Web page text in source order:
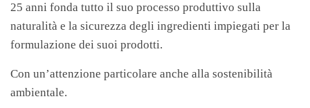
25 anni fonda tutto il suo processo produttivo sulla
naturalità e la sicurezza degli ingredienti impiegati per la
formulazione dei suoi prodotti.
Con un’attenzione particolare anche alla sostenibilità
ambientale.